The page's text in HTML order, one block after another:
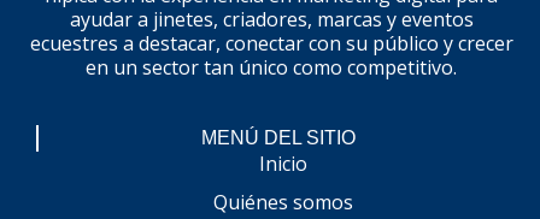
ayudar a jinetes, criadores, marcas y eventos
ecuestres a destacar, conectar con su público y crecer
en un sector tan único como competitivo.
MENÚ DEL SITIO
Inicio
Quiénes somos